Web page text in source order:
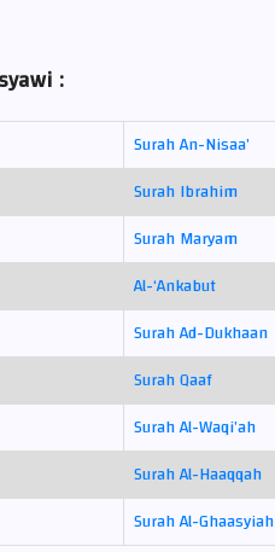
:
Surah An-Nisaa’
Surah Ibrahim
Surah Maryam
Al-‘Ankabut
Surah Ad-Dukhaan
Surah Qaaf
Surah Al-Waqi’ah
Surah Al-Haaqqah
Surah Al-Ghaasyiah